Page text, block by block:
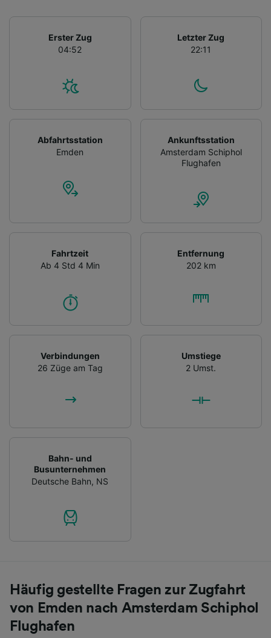
Erster Zug
04:52
Letzter Zug
22:11
Abfahrtsstation
Emden
Ankunftsstation
Amsterdam Schiphol
Flughafen
Fahrtzeit
Ab 4 Std 4 Min
Entfernung
202 km
Verbindungen
26 Züge am Tag
Umstiege
2 Umst.
Bahn- und
Busunternehmen
Deutsche Bahn, NS
Häufig gestellte Fragen zur Zugfahrt
von Emden nach Amsterdam Schiphol
Flughafen